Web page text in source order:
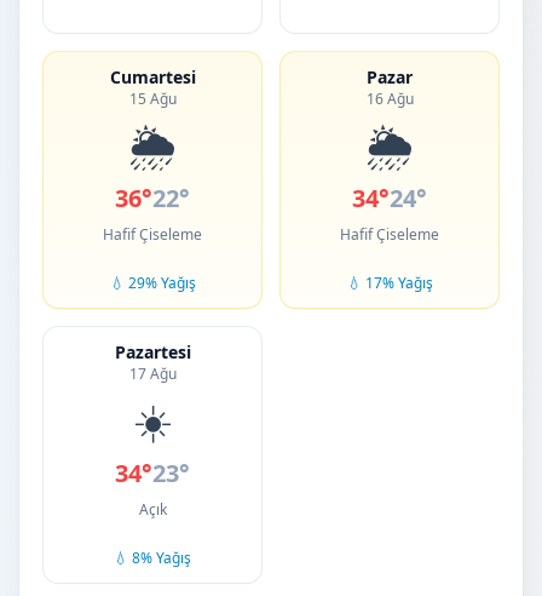
Cumartesi
15 Ağu
🌦️
36°22°
Hafif Çiseleme
💧 29% Yağış
Pazar
16 Ağu
🌦️
34°24°
Hafif Çiseleme
💧 17% Yağış
Pazartesi
17 Ağu
☀️
34°23°
Açık
💧 8% Yağış